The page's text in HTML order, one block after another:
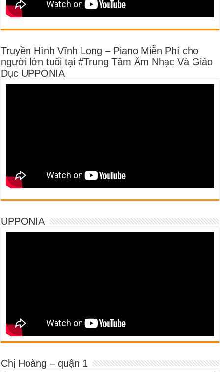
Truyền Hình Vĩnh Long – Piano Miễn Phí cho
người lớn tuổi tại #Trung Tâm Âm Nhạc Và Giáo
Dục UPPONIA
UPPONIA
Chị Hoàng – quận 1